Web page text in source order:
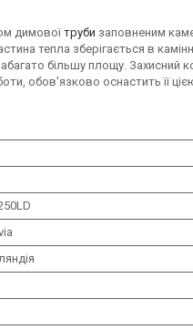
димовоїтруби заповненим
тепла зберігається в
більшу площу. Захисний
обов'язково оснастить її